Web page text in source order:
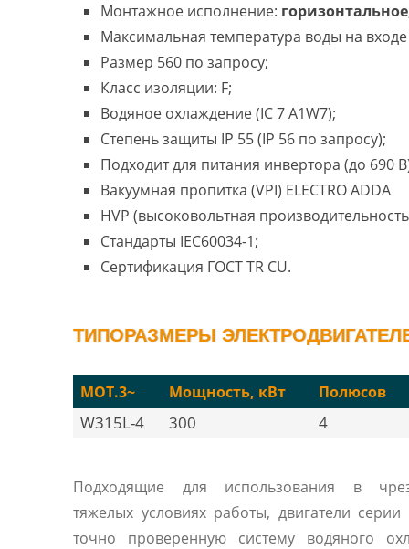
Монтажное исполнение: горизонтальное
Максимальная температура воды на входе
Размер 560 по запросу;
Класс изоляции: F;
Водяное охлаждение (IC 7 A1W7);
Степень защиты IP 55 (IP 56 по запросу);
Подходит для питания инвертора (до 690
Вакуумная пропитка (VPI) ELECTRO ADDA
HVP (высоковольтная
Стандарты IEC60034-1;
Сертификация ГОСТ TR CU.
ТИПОРАЗМЕРЫ
MOT.3~ Мощность, кВт Полюсов
W315L-4 300 4
Подходящие для использования в
тяжелых условиях работы, двигатели
точно проверенную систему водяного